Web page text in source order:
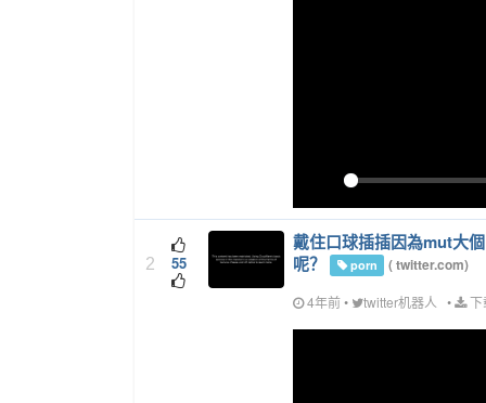
2 55
戴住口球插插因為mut大
呢？
porn (twitter.com)
4年前• twitter机器人 • 下